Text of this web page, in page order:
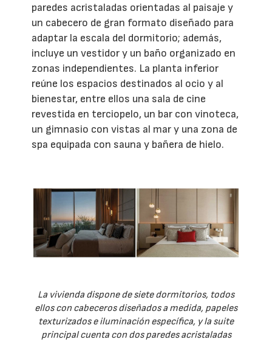
paredes acristaladas orientadas al paisaje y
un cabecero de gran formato diseñado para
adaptar la escala del dormitorio; además,
incluye un vestidor y un baño organizado en
zonas independientes. La planta inferior
reúne los espacios destinados al ocio y al
bienestar, entre ellos una sala de cine
revestida en terciopelo, un bar con vinoteca,
un gimnasio con vistas al mar y una zona de
spa equipada con sauna y bañera de hielo.
La vivienda dispone de siete dormitorios, todos
ellos con cabeceros diseñados a medida, papeles
texturizados e iluminación específica, y la suite
principal cuenta con dos paredes acristaladas